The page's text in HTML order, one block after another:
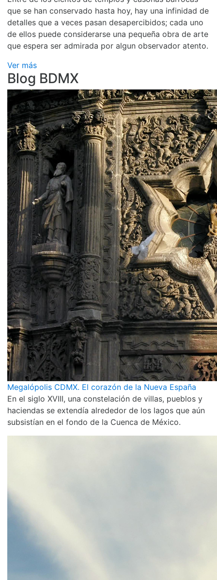
que se han conservado hasta hoy, hay una infinidad de
detalles que a veces pasan desapercibidos; cada uno
de ellos puede considerarse una pequeña obra de arte
que espera ser admirada por algun observador atento.
Ver más
Blog BDMX
Megalópolis CDMX. El corazón de la Nueva España
En el siglo XVIII, una constelación de villas, pueblos y
haciendas se extendía alrededor de los lagos que aún
subsistían en el fondo de la Cuenca de México.